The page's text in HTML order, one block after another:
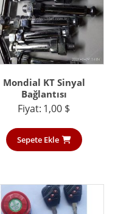
Mondial KT Sinyal
Bağlantısı
Fiyat: 1,00 $
Sepete Ekle